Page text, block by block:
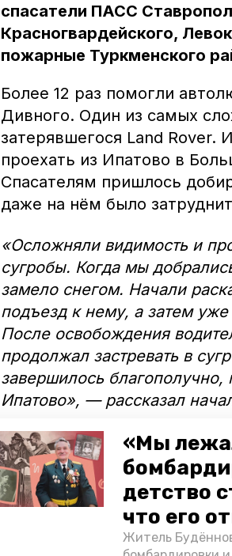
«Мы
детство
что его
Житель
спасатели ПАСС
Красногвардейского,
пожарные Туркменского
Более 12 раз помогли
Дивного. Один из самых
затерявшегося Land Rover.
проехать из Ипатово в
Спасателям пришлось
даже на нём было
«Осложняли видимость и
сугробы. Когда мы
замело снегом. Начали
подъезд к нему, а затем
После освобождения
продолжал застревать в
завершилось
Ипатово», — рассказал
В этот же день спасатели
маршрутку,
Вознесеновское. Водитель
скользкой дороге и съехал
пассажиров не
аварийно-спасательная